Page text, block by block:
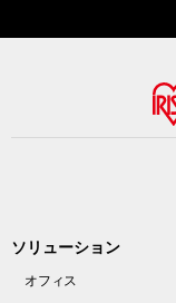
ソリューション
オフィス